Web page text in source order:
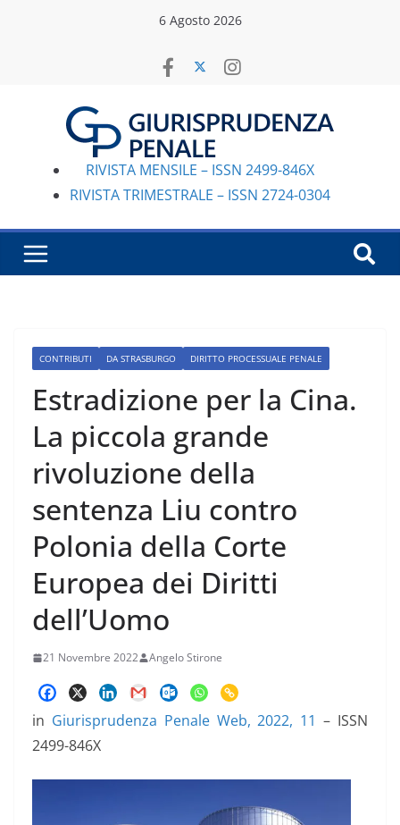
6 Agosto 2026
RIVISTA MENSILE – ISSN 2499-846X
RIVISTA TRIMESTRALE – ISSN 2724-0304
CONTRIBUTI DA STRASBURGO DIRITTO PROCESSUALE PENALE
Estradizione per la Cina.
La piccola grande
rivoluzione della
sentenza Liu contro
Polonia della Corte
Europea dei Diritti
dell’Uomo
21 Novembre 2022 Angelo Stirone
in Giurisprudenza Penale Web, 2022, 11 – ISSN
2499-846X